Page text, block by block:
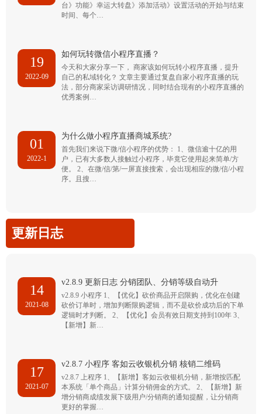
台》功能》幸运大转盘》添加活动》设置活动的开始与结束
时间、每个…
19
2022-09
如何玩转微信小程序直播？
今天和大家分享一下， 商家该如何玩转小程序直播，提升
自己的私域转化？ 文章主要通过复盘自家小程序直播的玩
法，部分商家采访调研情况，同时结合现有的小程序直播的
优秀案例…
01
2022-1
为什么做小程序直播商城系统?
首先我们来说下微/信小程序的优势： 1、微信逾十亿的用
户，已有大多数人接触过小程序，毕竟它使用起来简单/方
便。 2、在微/信/第/一屏直接搜索，会出现相应的微/信/小程
序。且搜…
更新日志
14
2021-08
v2.8.9 更新日志 分销团队、分销等级自动升
v2.8.9 小程序 1、【优化】砍价商品开启限购，优化在创建
砍价订单时，增加判断限购逻辑，而不是砍价成功后的下单
逻辑时才判断。 2、【优化】会员有效日期支持到100年 3、
【新增】新…
17
2021-07
v2.8.7 小程序 客如云收银机分销 核销二维码
v2.8.7 上程序 1、【新增】客如云收银机分销，新增按匹配
本系统「单个商品」计算分销佣金的方式。 2、【新增】新
增分销商成绩发展下级用户/分销商的通知提醒，让分销商
更好的掌握…